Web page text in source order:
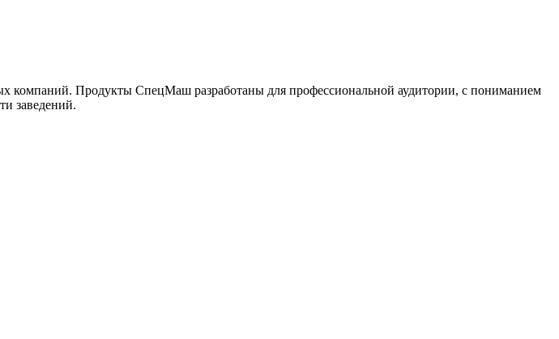
компаний. Продукты СпецМаш разработаны для профессиональной аудитории, с пониманием
заведений.